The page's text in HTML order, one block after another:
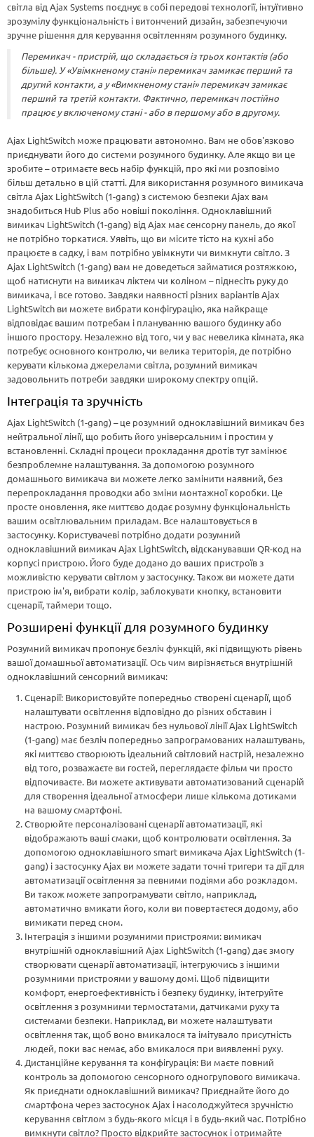
світла від Ajax Systems поєднує в собі передові технології, інтуїтивно
зрозумілу функціональність і витончений дизайн, забезпечуючи
зручне рішення для керування освітленням розумного будинку.
Перемикач - пристрій, що складається із трьох контактів (або
більше). У «Увімкненому стані» перемикач замикає перший та
другий контакти, а у «Вимкненому стані» перемикач замикає
перший та третій контакти. Фактично, перемикач постійно
працює у включеному стані - або в першому або в другому.
Ajax LightSwitch може працювати автономно. Вам не обов'язково
приєднувати його до системи розумного будинку. Але якщо ви це
зробите – отримаєте весь набір функцій, про які ми розповімо
більш детально в цій статті. Для використання розумного вимикача
світла Ajax LightSwitch (1-gang) з системою безпеки Ajax вам
знадобиться Hub Plus або новіші покоління. Одноклавішний
вимикач LightSwitch (1-gang) від Ajax має сенсорну панель, до якої
не потрібно торкатися. Уявіть, що ви місите тісто на кухні або
працюєте в садку, і вам потрібно увімкнути чи вимкнути світло. З
Ajax LightSwitch (1-gang) вам не доведеться займатися розтяжкою,
щоб натиснути на вимикач ліктем чи коліном – піднесіть руку до
вимикача, і все готово. Завдяки наявності різних варіантів Ajax
LightSwitch ви можете вибрати конфігурацію, яка найкраще
відповідає вашим потребам і плануванню вашого будинку або
іншого простору. Незалежно від того, чи у вас невелика кімната, яка
потребує основного контролю, чи велика територія, де потрібно
керувати кількома джерелами світла, розумний вимикач
задовольнить потреби завдяки широкому спектру опцій.
Інтеграція та зручність
Ajax LightSwitch (1-gang) – це розумний одноклавішний вимикач без
нейтральної лінії, що робить його універсальним і простим у
встановленні. Складні процеси прокладання дротів тут замінює
безпроблемне налаштування. За допомогою розумного
домашнього вимикача ви можете легко замінити наявний, без
перепрокладання проводки або зміни монтажної коробки. Це
просте оновлення, яке миттєво додає розумну функціональність
вашим освітлювальним приладам. Все налаштовується в
застосунку. Користувачеві потрібно додати розумний
одноклавішний вимикач Ajax LightSwitch, відсканувавши QR-код на
корпусі пристрою. Його буде додано до ваших пристроїв з
можливістю керувати світлом у застосунку. Також ви можете дати
пристрою ім'я, вибрати колір, заблокувати кнопку, встановити
сценарії, таймери тощо.
Розширені функції для розумного будинку
Розумний вимикач пропонує безліч функцій, які підвищують рівень
вашої домашньої автоматизації. Ось чим вирізняється внутрішній
одноклавішний сенсорний вимикач:
Сценарії: Використовуйте попередньо створені сценарії, щоб
налаштувати освітлення відповідно до різних обставин і
настрою. Розумний вимикач без нульової лінії Ajax LightSwitch
(1-gang) має безліч попередньо запрограмованих налаштувань,
які миттєво створюють ідеальний світловий настрій, незалежно
від того, розважаєте ви гостей, переглядаєте фільм чи просто
відпочиваєте. Ви можете активувати автоматизований сценарій
для створення ідеальної атмосфери лише кількома дотиками
на вашому смартфоні.
Створюйте персоналізовані сценарії автоматизації, які
відображають ваші смаки, щоб контролювати освітлення. За
допомогою одноклавішного smart вимикача Ajax LightSwitch (1-
gang) і застосунку Ajax ви можете задати точні тригери та дії для
автоматизації освітлення за певними подіями або розкладом.
Ви також можете запрограмувати світло, наприклад,
автоматично вмикати його, коли ви повертаєтеся додому, або
вимикати перед сном.
Інтеграція з іншими розумними пристроями: вимикач
внутрішній одноклавішний Ajax LightSwitch (1-gang) дає змогу
створювати сценарії автоматизації, інтегруючись з іншими
розумними пристроями у вашому домі. Щоб підвищити
комфорт, енергоефективність і безпеку будинку, інтегруйте
освітлення з розумними термостатами, датчиками руху та
системами безпеки. Наприклад, ви можете налаштувати
освітлення так, щоб воно вмикалося та імітувало присутність
людей, поки вас немає, або вмикалося при виявленні руху.
Дистанційне керування та конфігурація: Ви маєте повний
контроль за допомогою сенсорного одногрупового вимикача.
Як приєднати одноклавішний вимикач? Приєднайте його до
смартфона через застосунок Ajax і насолоджуйтеся зручністю
керування світлом з будь-якого місця і в будь-який час. Потрібно
вимкнути світло? Просто відкрийте застосунок і отримайте